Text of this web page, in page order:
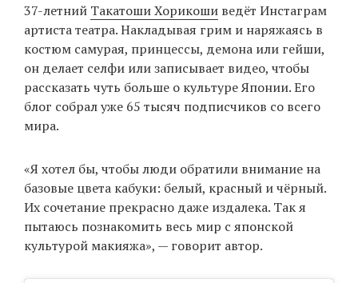
EN
UA
37-летний Такатоши Хорикоши ведёт Инстаграм
артиста театра. Накладывая грим и наряжаясь в
костюм самурая, принцессы, демона или гейши,
он делает селфи или записывает видео, чтобы
рассказать чуть больше о культуре Японии. Его
блог собрал уже 65 тысяч подписчиков со всего
мира.
«Я хотел бы, чтобы люди обратили внимание на
базовые цвета кабуки: белый, красный и чёрный.
Их сочетание прекрасно даже издалека. Так я
пытаюсь познакомить весь мир с японской
культурой макияжа», — говорит автор.